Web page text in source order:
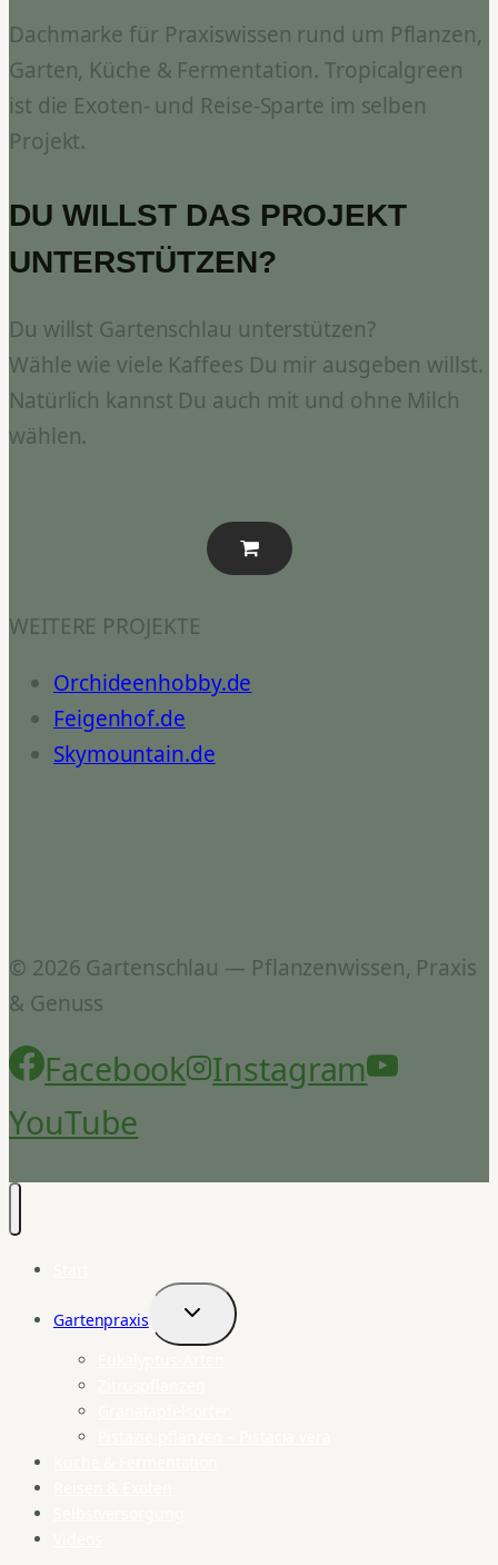
Dachmarke für Praxiswissen rund um Pflanzen,
Garten, Küche & Fermentation. Tropicalgreen
ist die Exoten- und Reise-Sparte im selben
Projekt.
DU WILLST DAS PROJEKT
UNTERSTÜTZEN?
Du willst Gartenschlau unterstützen?
Wähle wie viele Kaffees Du mir ausgeben willst.
Natürlich kannst Du auch mit und ohne Milch
wählen.
WEITERE PROJEKTE
Orchideenhobby.de
Feigenhof.de
Skymountain.de
© 2026 Gartenschlau — Pflanzenwissen, Praxis
& Genuss
Facebook
Instagram
YouTube
Gartenpraxis
Untermenü
umschalten